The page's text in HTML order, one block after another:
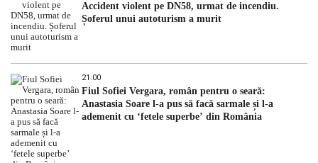
Accident violent pe DN58, urmat de incendiu.
Șoferul unui autoturism a murit
21:00
Fiul Sofiei Vergara, român pentru o seară:
Anastasia Soare l-a pus să facă sarmale și l-a
ademenit cu ‘fetele superbe’ din România